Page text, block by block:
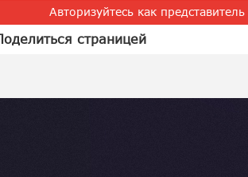
Авторизуйтесь как
страницей